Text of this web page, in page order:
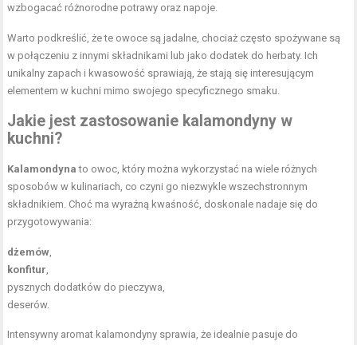
wzbogacać różnorodne potrawy oraz napoje.
Warto podkreślić, że te owoce są jadalne, chociaż często spożywane są
w połączeniu z innymi składnikami lub jako dodatek do herbaty. Ich
unikalny zapach i kwasowość sprawiają, że stają się interesującym
elementem w kuchni mimo swojego specyficznego smaku.
Jakie jest zastosowanie kalamondyny w
kuchni?
Kalamondyna to owoc, który można wykorzystać na wiele różnych
sposobów w kulinariach, co czyni go niezwykle wszechstronnym
składnikiem. Choć ma wyraźną kwaśność, doskonale nadaje się do
przygotowywania:
dżemów,
konfitur,
pysznych dodatków do pieczywa,
deserów.
Intensywny aromat kalamondyny sprawia, że idealnie pasuje do